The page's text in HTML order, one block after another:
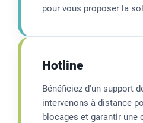
pour vous proposer la
Hotline
Bénéficiez d'un support
intervenons à distance
blocages et garantir une